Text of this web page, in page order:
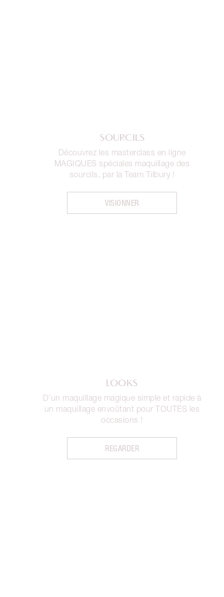
SOURCILS
Découvrez les masterclass en ligne
MAGIQUES spéciales maquillage des
sourcils, par la Team Tilbury !
VISIONNER
LOOKS
D'un maquillage magique simple et rapide à
un maquillage envoûtant pour TOUTES les
occasions !
REGARDER